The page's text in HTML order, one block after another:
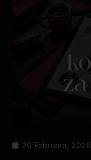
20 Februara, 2026